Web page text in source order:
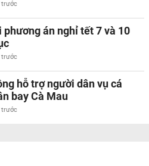
trước
phương án nghỉ tết 7 và 10
trước
hỗ trợ người dân vụ cá
bay Cà Mau
trước